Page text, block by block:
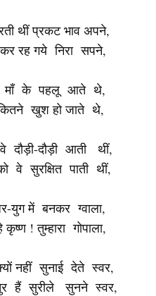
थीं प्रकट भाव अपने,
रह गये निरा सपने,
माँ के पहलू आते थे,
खुश हो जाते थे,
दौड़ी आती थीं,
वे सुरक्षित पाती थीं,
युग में बनकर ग्वाला,
! तुम्हारा गोपाला,
नहीं सुनाई देते स्वर,
हैं सुरीले सुनने स्वर,